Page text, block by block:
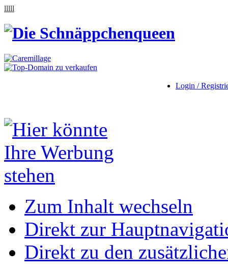
lllll
Login /
Zum Inhalt wechseln
Direkt zur
Direkt zu den